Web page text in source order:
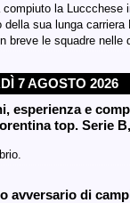
la Luccchese
sua lunga
breve le squadre
7 AGOSTO 2026
esperienza e
top. Serie
avversario di